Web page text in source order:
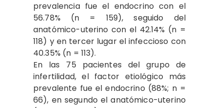
prevalencia fue el endocrino con el
56.78% (n = 159), seguido del
anatómico-uterino con el 42.14% (n =
118) y en tercer lugar el infeccioso con
40.35% (n = 113).
En las 75 pacientes del grupo de
infertilidad, el factor etiológico más
prevalente fue el endocrino (88%; n =
66), en segundo el anatómico-uterino